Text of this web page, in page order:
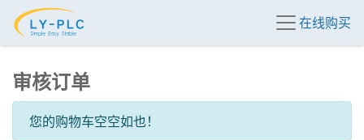
在线购买
审核订单
您的购物车空空如也！